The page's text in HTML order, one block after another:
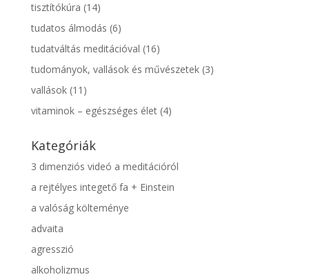
tisztítókúra (14)
tudatos álmodás (6)
tudatváltás meditációval (16)
tudományok, vallások és művészetek(3)
vallások(11)
vitaminok – egészséges élet(4)
Kategóriák
3 dimenziós videó a meditációról
a rejtélyes integető fa + Einstein
a valóság költeménye
advaita
agresszió
alkoholizmus